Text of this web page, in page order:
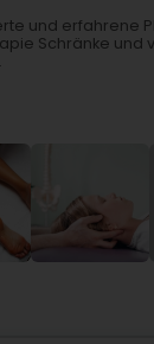
und erfahrene
Schränke und